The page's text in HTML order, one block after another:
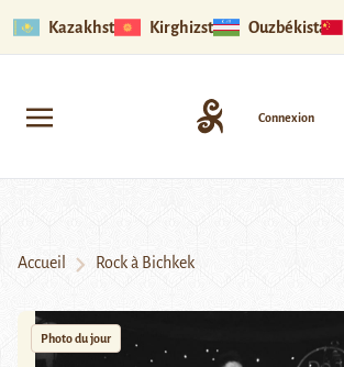
Kazakhstan Kirghizstan Ouzbékistan
Connexion
Accueil Rock à Bichkek
Photo du jour